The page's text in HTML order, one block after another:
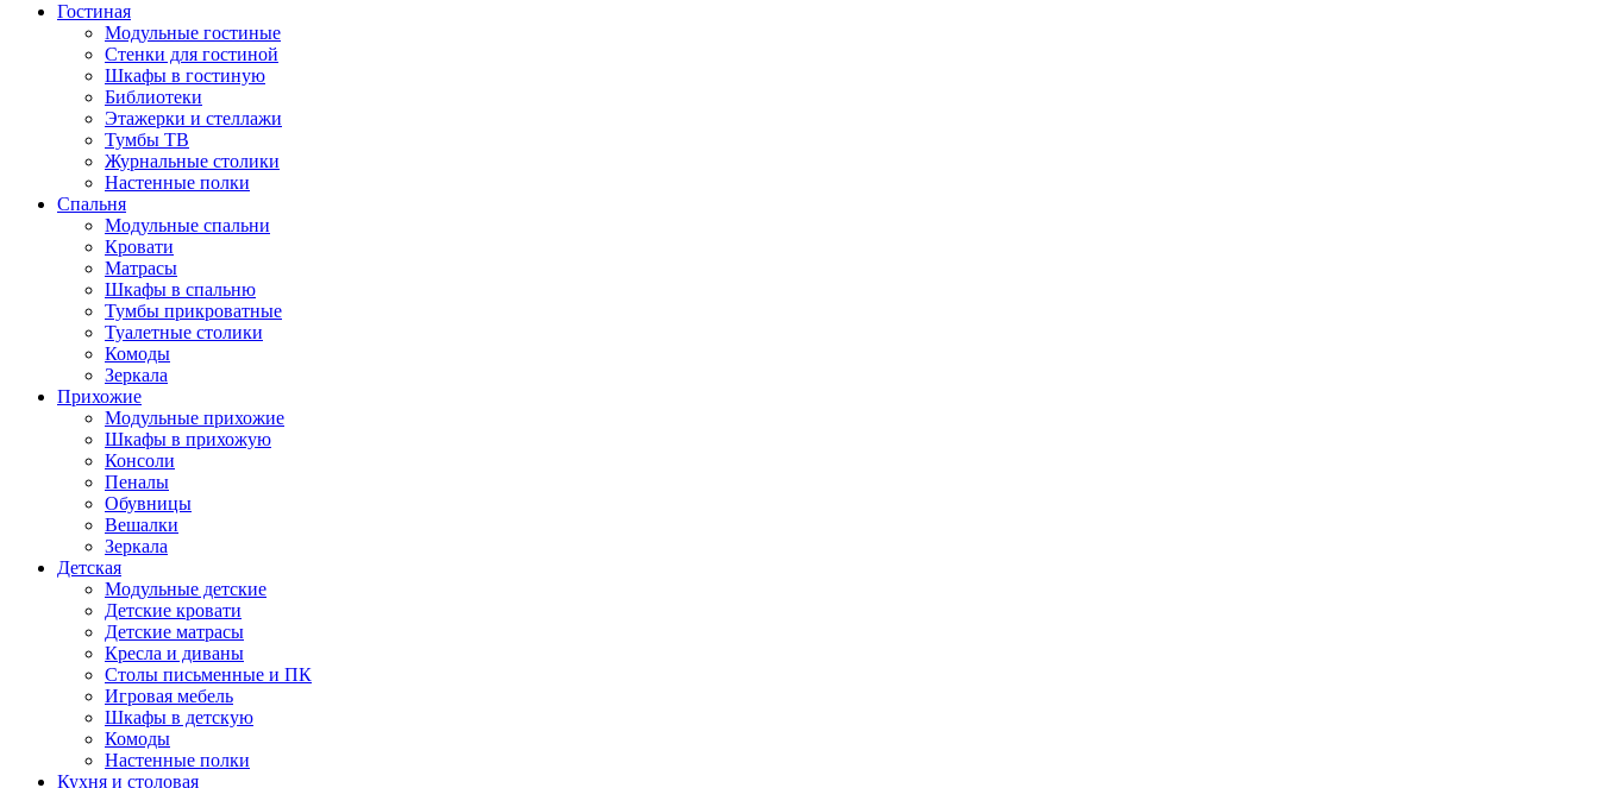
Гостиная
Модульные гостиные
Стенки для гостиной
Шкафы в гостиную
Библиотеки
Этажерки и стеллажи
Тумбы ТВ
Журнальные столики
Настенные полки
Спальня
Модульные спальни
Кровати
Матрасы
Шкафы в спальню
Тумбы прикроватные
Туалетные столики
Комоды
Зеркала
Прихожие
Модульные прихожие
Шкафы в прихожую
Консоли
Пеналы
Обувницы
Вешалки
Зеркала
Детская
Модульные детские
Детские кровати
Детские матрасы
Кресла и диваны
Столы письменные и ПК
Игровая мебель
Шкафы в детскую
Комоды
Настенные полки
Кухня и столовая